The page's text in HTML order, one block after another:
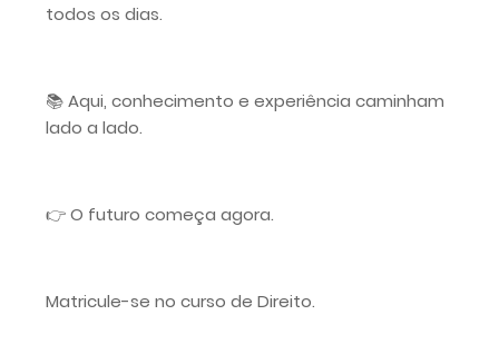
todos os dias.
📚 Aqui, conhecimento e experiência caminham
lado a lado.
👉 O futuro começa agora.
Matricule-se no curso de Direito.